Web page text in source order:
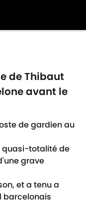
de Thibaut
avant le
de gardien au
quasi-totalité de
grave
et a tenu a
barcelonais